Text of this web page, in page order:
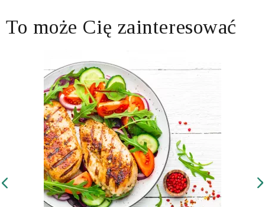
To może Cię zainteresować